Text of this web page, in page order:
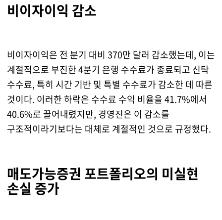
비이자이익 감소
비이자이익은 전 분기 대비 370만 달러 감소했는데, 이는
계절적으로 부진한 4분기 은행 수수료가 종료되고 신탁
수수료, 특히 시간 기반 및 특별 수수료가 감소한 데 따른
것이다. 이러한 하락은 수수료 수익 비율을 41.7%에서
40.6%로 끌어내렸지만, 경영진은 이 감소를
구조적이라기보다는 대체로 계절적인 것으로 규정했다.
매도가능증권 포트폴리오의 미실현
손실 증가